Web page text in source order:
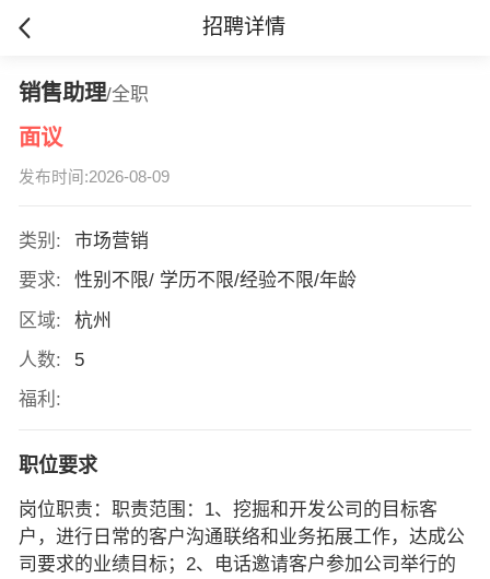
招聘详情
销售助理/全职
面议
发布时间:2026-08-09
类别:
市场营销
要求:
性别不限/ 学历不限/经验不限/年龄
区域:
杭州
人数:
5
福利:
职位要求
岗位职责：职责范围：1、挖掘和开发公司的目标客
户，进行日常的客户沟通联络和业务拓展工作，达成公
司要求的业绩目标；2、电话邀请客户参加公司举行的